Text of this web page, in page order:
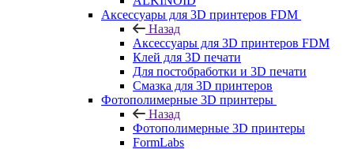
Аксессуары для 3D принтеров FDM
Назад
Аксессуары для 3D принтеров FDM
Клей для 3D печати
Для постобработки и 3D печати
Смазка для 3D принтеров
Фотополимерные 3D принтеры
Назад
Фотополимерные 3D принтеры
FormLabs